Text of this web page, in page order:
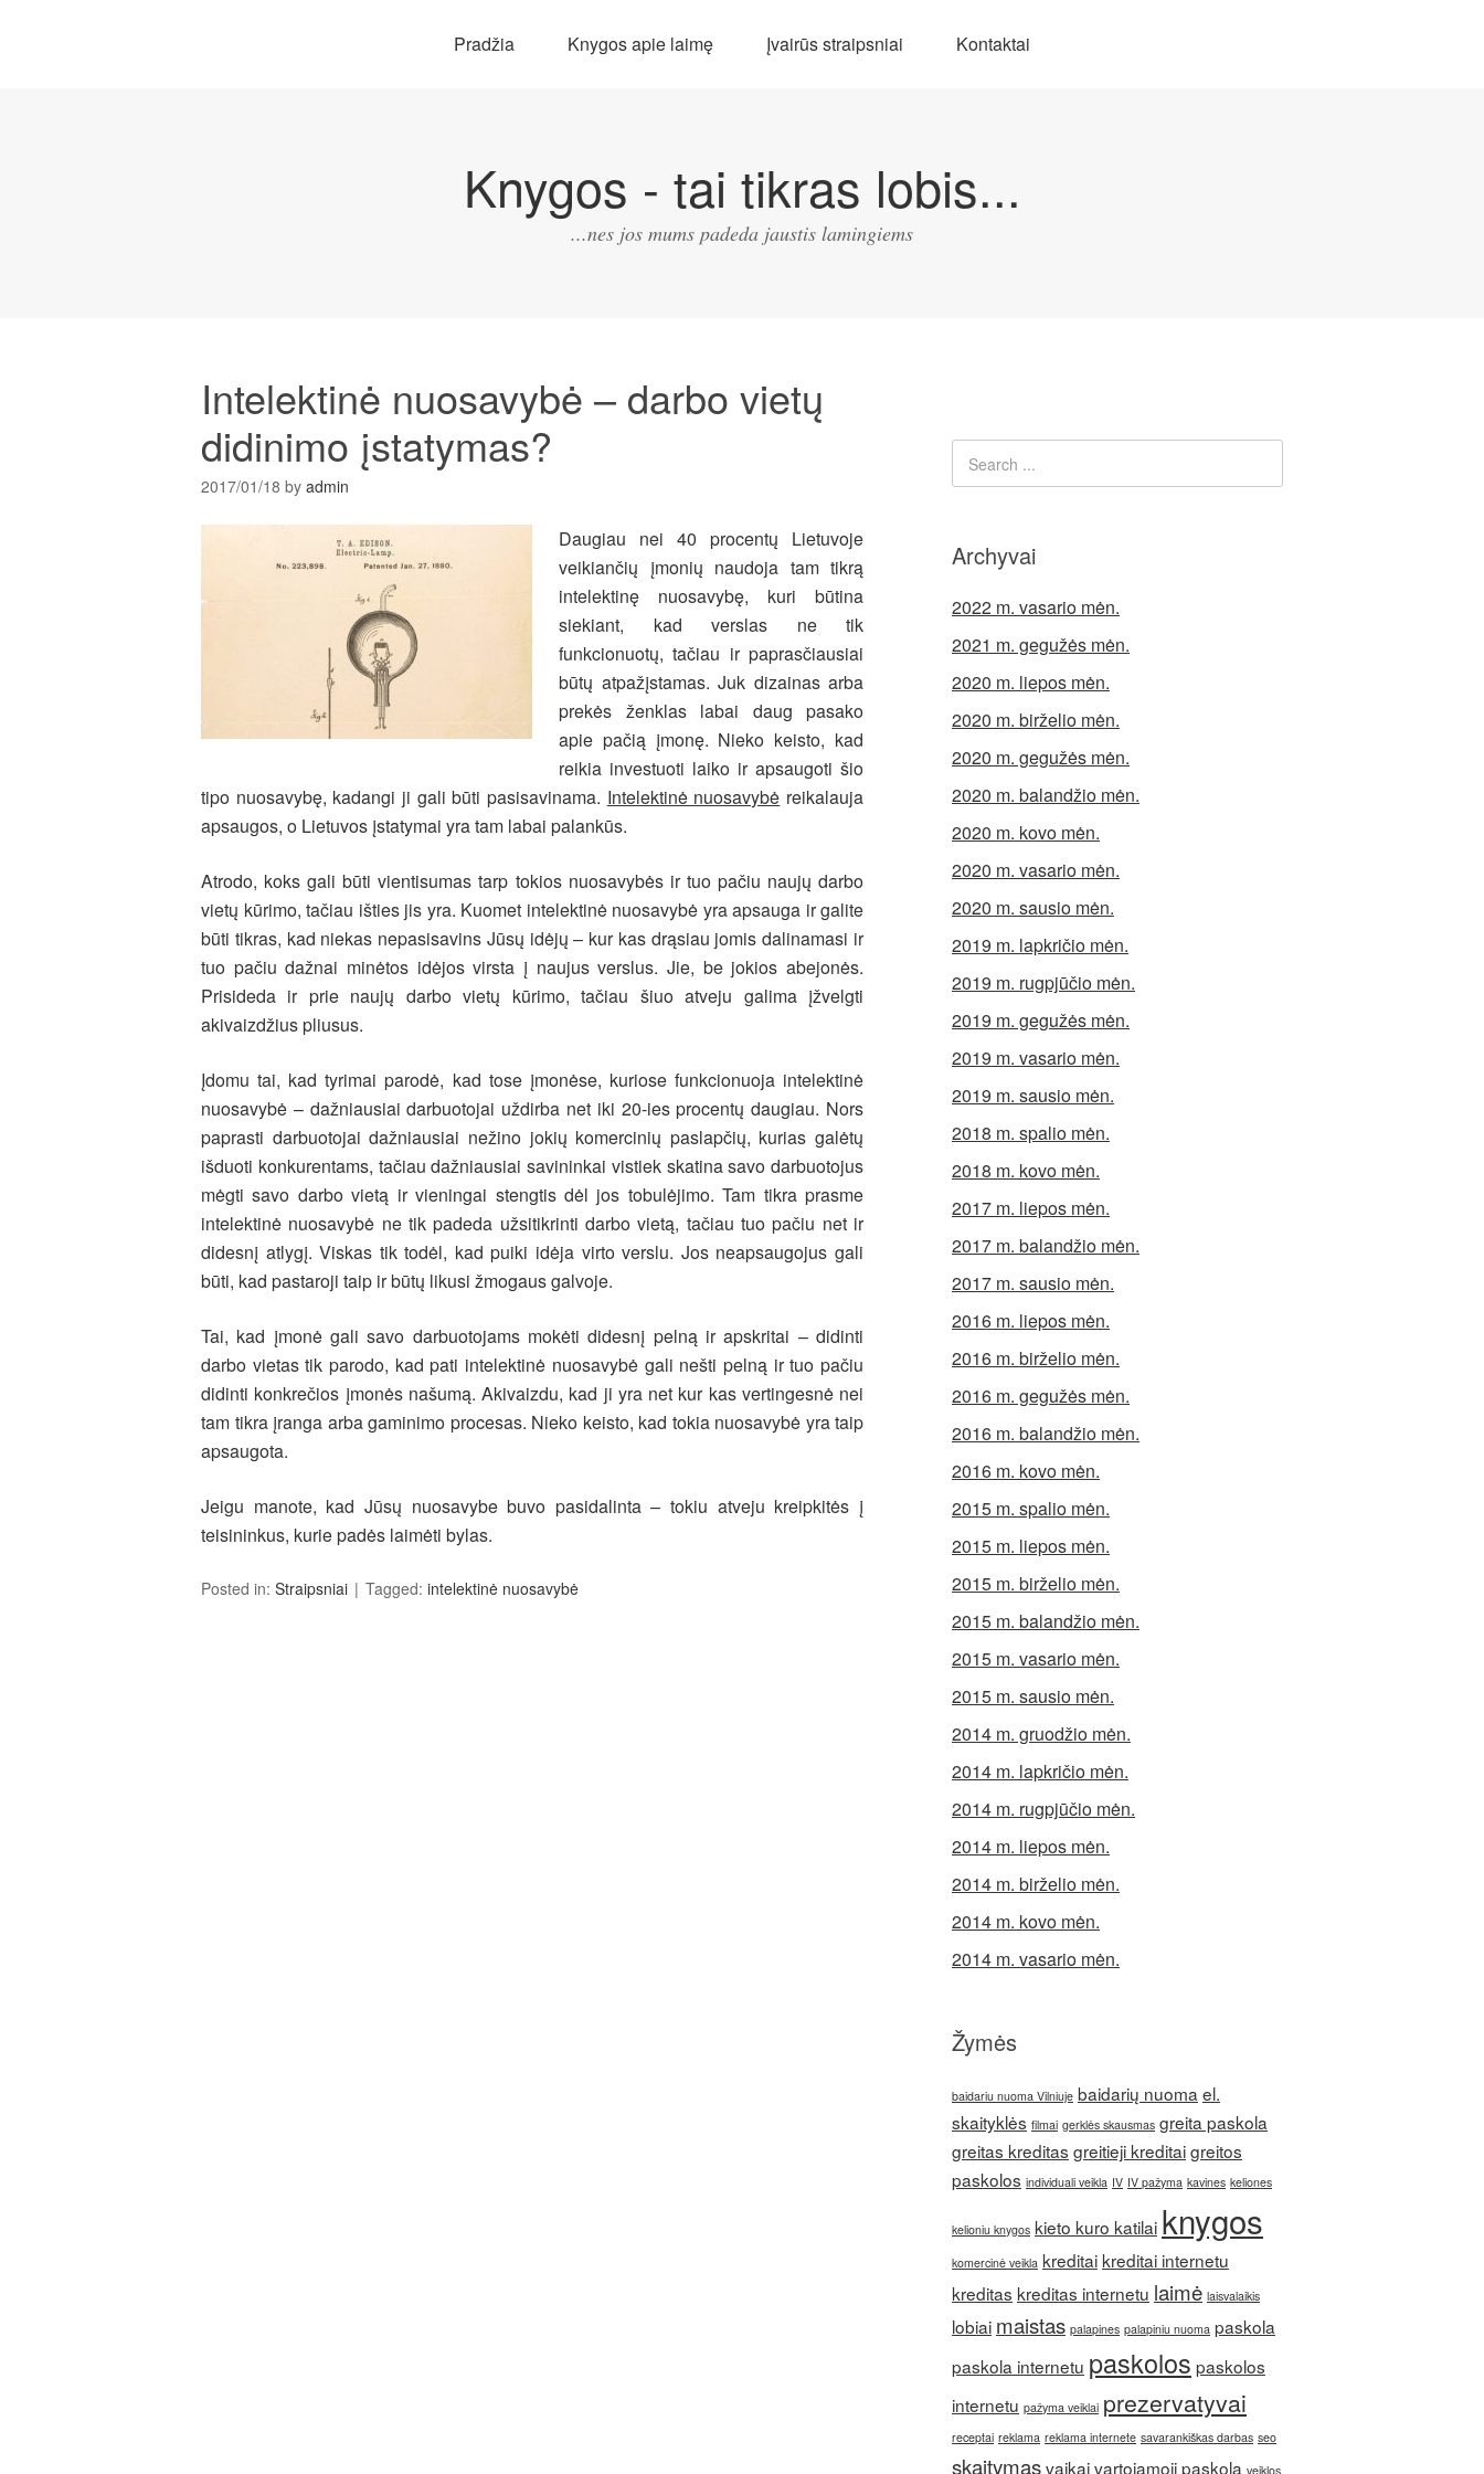
Pradžia Knygos apie laimę Įvairūs straipsniai Kontaktai
Knygos - tai tikras lobis...
...nes jos mums padeda jaustis lamingiems
Intelektinė nuosavybė – darbo vietų
didinimo įstatymas?
2017/01/18 by admin
Daugiau nei 40 procentų Lietuvoje
veikiančių įmonių naudoja tam tikrą
intelektinę nuosavybę, kuri būtina
siekiant, kad verslas ne tik
funkcionuotų, tačiau ir paprasčiausiai
būtų atpažįstamas. Juk dizainas arba
prekės ženklas labai daug pasako
apie pačią įmonę. Nieko keisto, kad
reikia investuoti laiko ir apsaugoti šio
tipo nuosavybę, kadangi ji gali būti pasisavinama. Intelektinė nuosavybė reikalauja
apsaugos, o Lietuvos įstatymai yra tam labai palankūs.
Atrodo, koks gali būti vientisumas tarp tokios nuosavybės ir tuo pačiu naujų darbo
vietų kūrimo, tačiau išties jis yra. Kuomet intelektinė nuosavybė yra apsauga ir galite
būti tikras, kad niekas nepasisavins Jūsų idėjų – kur kas drąsiau jomis dalinamasi ir
tuo pačiu dažnai minėtos idėjos virsta į naujus verslus. Jie, be jokios abejonės.
Prisideda ir prie naujų darbo vietų kūrimo, tačiau šiuo atveju galima įžvelgti
akivaizdžius pliusus.
Įdomu tai, kad tyrimai parodė, kad tose įmonėse, kuriose funkcionuoja intelektinė
nuosavybė – dažniausiai darbuotojai uždirba net iki 20-ies procentų daugiau. Nors
paprasti darbuotojai dažniausiai nežino jokių komercinių paslapčių, kurias galėtų
išduoti konkurentams, tačiau dažniausiai savininkai vistiek skatina savo darbuotojus
mėgti savo darbo vietą ir vieningai stengtis dėl jos tobulėjimo. Tam tikra prasme
intelektinė nuosavybė ne tik padeda užsitikrinti darbo vietą, tačiau tuo pačiu net ir
didesnį atlygį. Viskas tik todėl, kad puiki idėja virto verslu. Jos neapsaugojus gali
būti, kad pastaroji taip ir būtų likusi žmogaus galvoje.
Tai, kad įmonė gali savo darbuotojams mokėti didesnį pelną ir apskritai – didinti
darbo vietas tik parodo, kad pati intelektinė nuosavybė gali nešti pelną ir tuo pačiu
didinti konkrečios įmonės našumą. Akivaizdu, kad ji yra net kur kas vertingesnė nei
tam tikra įranga arba gaminimo procesas. Nieko keisto, kad tokia nuosavybė yra taip
apsaugota.
Jeigu manote, kad Jūsų nuosavybe buvo pasidalinta – tokiu atveju kreipkitės į
teisininkus, kurie padės laimėti bylas.
Posted in: Straipsniai Tagged: intelektinė nuosavybė
Archyvai
2022 m. vasario mėn.
2021 m. gegužės mėn.
2020 m. liepos mėn.
2020 m. birželio mėn.
2020 m. gegužės mėn.
2020 m. balandžio mėn.
2020 m. kovo mėn.
2020 m. vasario mėn.
2020 m. sausio mėn.
2019 m. lapkričio mėn.
2019 m. rugpjūčio mėn.
2019 m. gegužės mėn.
2019 m. vasario mėn.
2019 m. sausio mėn.
2018 m. spalio mėn.
2018 m. kovo mėn.
2017 m. liepos mėn.
2017 m. balandžio mėn.
2017 m. sausio mėn.
2016 m. liepos mėn.
2016 m. birželio mėn.
2016 m. gegužės mėn.
2016 m. balandžio mėn.
2016 m. kovo mėn.
2015 m. spalio mėn.
2015 m. liepos mėn.
2015 m. birželio mėn.
2015 m. balandžio mėn.
2015 m. vasario mėn.
2015 m. sausio mėn.
2014 m. gruodžio mėn.
2014 m. lapkričio mėn.
2014 m. rugpjūčio mėn.
2014 m. liepos mėn.
2014 m. birželio mėn.
2014 m. kovo mėn.
2014 m. vasario mėn.
Žymės
baidariu nuoma Vilniuje baidarių nuoma el.
skaityklės filmai gerklės skausmas greita paskola
greitas kreditas greitieji kreditaigreitos
paskolos individuali veikla IV IV pažyma kavines keliones
kelioniu knygos kieto kuro katilai knygos
komercinė veikla kreditai kreditai internetu
kreditas kreditas internetu laimė laisvalaikis
lobiai maistas palapines palapiniu nuoma paskola
paskola internetu paskolos paskolos
internetu pažyma veiklai prezervatyvai
receptai reklama reklama internete savarankiškas darbas seo
skaitymasvaikaivartojamoji paskola veiklos